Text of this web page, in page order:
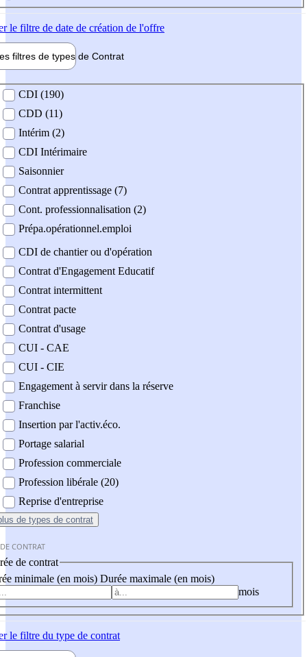
le filtre de date de création de l'offre
filtres de types de Contrat
contrat
CDI (190)
CDD (11)
Intérim (2)
CDI Intérimaire
Saisonnier
Contrat apprentissage (7)
Cont. professionnalisation (2)
Prépa.opérationnel.emploi
CDI de chantier ou d'opération
Contrat d'Engagement Educatif
Contrat intermittent
Contrat pacte
Contrat d'usage
CUI - CAE
CUI - CIE
Engagement à servir dans la réserve
Franchise
Insertion par l'activ.éco.
Portage salarial
Profession commerciale
Profession libérale (20)
Reprise d'entreprise
de types de contrat
CONTRAT
de contrat
minimale (en mois) Durée maximale (en mois)
mois
le filtre du type de contrat